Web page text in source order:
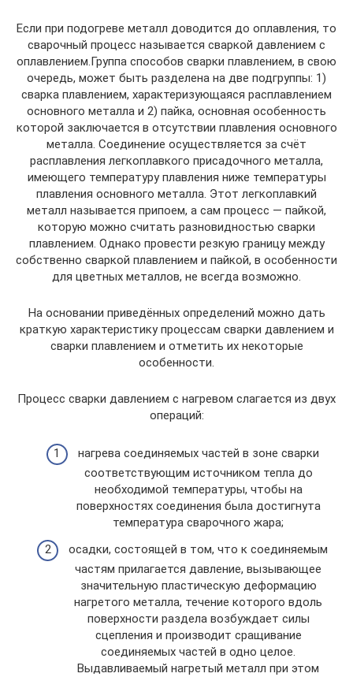
Если при подогреве металл доводится до оплавления, то
сварочный процесс называется сваркой давлением с
оплавлением.Группа способов сварки плавлением, в свою
очередь, может быть разделена на две подгруппы: 1)
сварка плавлением, характеризующаяся расплавлением
основного металла и 2) пайка, основная особенность
которой заключается в отсутствии плавления основного
металла. Соединение осуществляется за счёт
расплавления легкоплавкого присадочного металла,
имеющего температуру плавления ниже температуры
плавления основного металла. Этот легкоплавкий
металл называется припоем, а сам процесс — пайкой,
которую можно считать разновидностью сварки
плавлением. Однако провести резкую границу между
собственно сваркой плавлением и пайкой, в особенности
для цветных металлов, не всегда возможно.
На основании приведённых определений можно дать
краткую характеристику процессам сварки давлением и
сварки плавлением и отметить их некоторые
особенности.
Процесс сварки давлением с нагревом слагается из двух
операций:
нагрева соединяемых частей в зоне сварки
соответствующим источником тепла до
необходимой температуры, чтобы на
поверхностях соединения была достигнута
температура сварочного жара;
осадки, состоящей в том, что к соединяемым
частям прилагается давление, вызывающее
значительную пластическую деформацию
нагретого металла, течение которого вдоль
поверхности раздела возбуждает силы
сцепления и производит сращивание
соединяемых частей в одно целое.
Выдавливаемый нагретый металл при этом